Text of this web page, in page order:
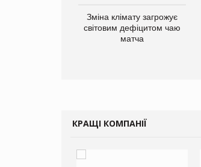
Зміна клімату загрожує
світовим дефіцитом чаю
матча
КРАЩІ КОМПАНІЇ